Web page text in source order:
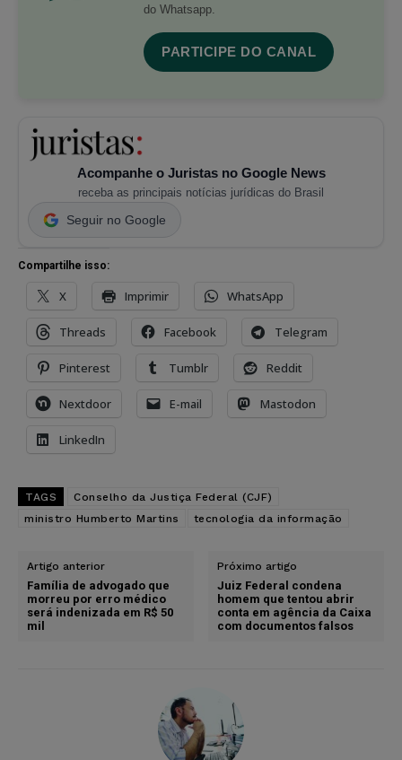
do Whatsapp.
PARTICIPE DO CANAL
Acompanhe o Juristas no Google News
receba as principais notícias jurídicas do Brasil
Seguir no Google
Compartilhe isso:
X Imprimir WhatsApp
Threads Facebook Telegram
Pinterest Tumblr Reddit
Nextdoor E-mail Mastodon
LinkedIn
TAGS
Conselho da Justiça Federal (CJF)
ministro Humberto Martins
tecnologia da informação
Artigo anterior
Família de advogado que
morreu por erro médico
será indenizada em R$ 50
mil
Próximo artigo
Juiz Federal condena
homem que tentou abrir
conta em agência da Caixa
com documentos falsos